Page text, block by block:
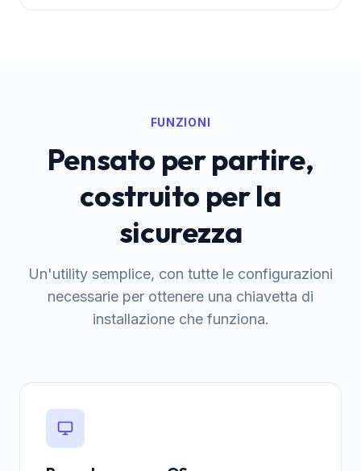
FUNZIONI
Pensato per partire,
costruito per la
sicurezza
Un'utility semplice, con tutte le configurazioni
necessarie per ottenere una chiavetta di
installazione che funziona.